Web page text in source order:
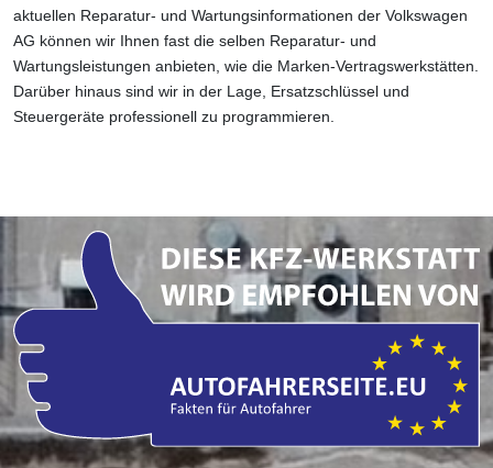
aktuellen Reparatur- und Wartungsinformationen der Volkswagen
AG können wir Ihnen fast die selben Reparatur- und
Wartungsleistungen anbieten, wie die Marken-Vertragswerkstätten.
Darüber hinaus sind wir in der Lage, Ersatzschlüssel und
Steuergeräte professionell zu programmieren.